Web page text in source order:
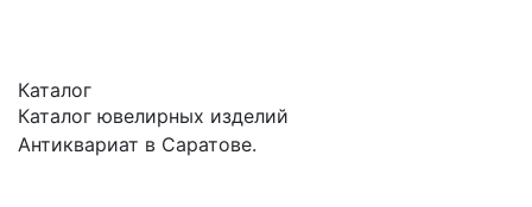
Каталог
Каталог ювелирных изделий
Антиквариат в Саратове.